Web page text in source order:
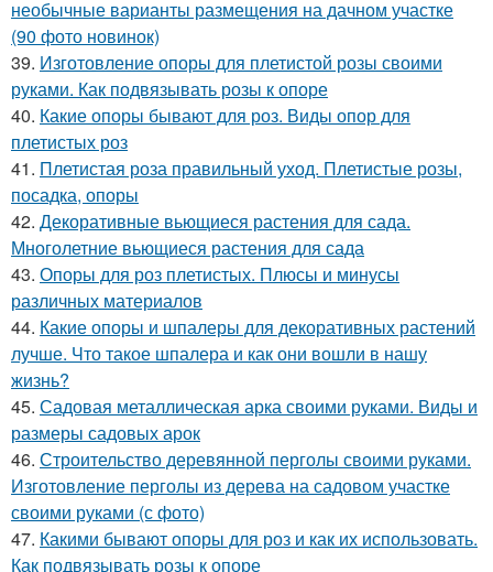
необычные варианты размещения на дачном участке
(90 фото новинок)
39. Изготовление опоры для плетистой розы своими
руками. Как подвязывать розы к опоре
40. Какие опоры бывают для роз. Виды опор для
плетистых роз
41. Плетистая роза правильный уход. Плетистые розы,
посадка, опоры
42. Декоративные вьющиеся растения для сада.
Многолетние вьющиеся растения для сада
43. Опоры для роз плетистых. Плюсы и минусы
различных материалов
44. Какие опоры и шпалеры для декоративных растений
лучше. Что такое шпалера и как они вошли в нашу
жизнь?
45. Садовая металлическая арка своими руками. Виды и
размеры садовых арок
46. Строительство деревянной перголы своими руками.
Изготовление перголы из дерева на садовом участке
своими руками (с фото)
47. Какими бывают опоры для роз и как их использовать.
Как подвязывать розы к опоре